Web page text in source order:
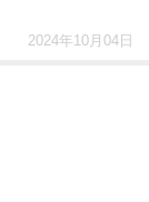
2024年10月04日